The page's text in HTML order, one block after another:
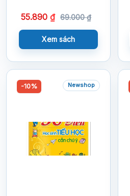
55.890₫ 69.000₫
Xem sách
-10% Newshop